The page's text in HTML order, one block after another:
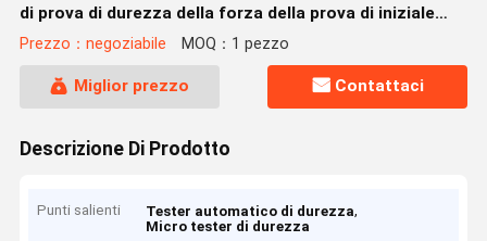
di prova di durezza della forza della prova di iniziale
10kg
Prezzo：negoziabile MOQ：1 pezzo
Miglior prezzo Contattaci
Descrizione Di Prodotto
Punti salienti Tester automatico di durezza,
Micro tester di durezza